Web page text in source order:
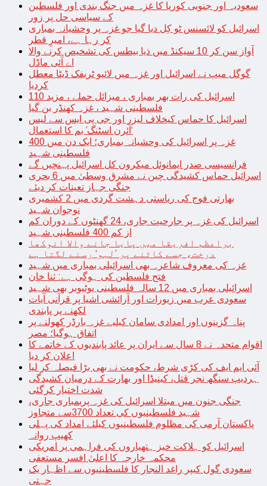
سعودیہ اور جنوبی کوریا کا غزہ میں جنگ بندی اور فلسطین
کے سیاسی حل پر زور
اسرائیل کو لائسنس ٹو کِل دیا گیا جو غزہ پر وحشیانہ بمباری
کر رہا ہے، امیرِ قطر
آواز سن کر 10 سیکنڈ میں ذیا بیطس کی تشخیص کرنے والا
اے آئی ماڈل
گوگل میپ نے اسرائیل اور غزہ میں لائیو ٹریفک ڈیٹا معطل
کردیا
اسرائیل کی رات بھر بمباری ، میزائل حملے ، مزید 110
فلسطینی شہید ، غزہ کھنڈر بن گیا
اسرائیل کا حماس کیخلاف لیزر اور جی پی ایس سے لیس
‘آئرن اسٹنگ’ بم کا استعمال
غزہ پر اسرائیل کی وحشیانہ بمباری؛ ایک دن میں 400
فلسطینی شہید
فرانسیسی صدر ایمانوئل میکرون کل اسرائیل پہنچیں گے
اسرائیل حماس کشیدگی چین نے مشرق وسطیٰ میں 6 بحری
جنگی جہاز تعینات کر دیئے
بھارتی فوج کی ریاستی دہشت گردی میں 2 کشمیری
نوجوان شہید
اسرائیل کی غزہ پر جارحیت جاری، 24 گھنٹوں کے دوران کم
از کم 400 فلسطینی شہید
براعظم افریقا میں پایا جانے والا انوکھا
درخت، جسے کاٹنے پر ’لہو‘ رسنے لگتا ہے
غزہ کی معروف شاعرہ بھی اسرائیلی بمباری میں شہید
فتح فلسطین کی ہوگی ہے: ثنا خان
اسرائیلی بمباری میں 12 سالہ فلسطینی یوٹیوبر بھی شہید
سعودی عرب میں زیورات اور آرائشی اشیا پر قرآنی آیات
لکھنے پر پابندی
پناہ گزینوں اور امدادی سامان کیلیے غزہ بارڈر کھولنے پر
اتفاق ہوگیا؛ مصر
اقوام متحدہ نے 8 سال سے ایران پر عائد پابندیوں کے خاتمے کا
اعلان کر دیا
آئی ایم ایف کی کڑی شرط، حکومت نے بھی بڑا فیصلہ کر لیا
ہردیپ سنگھ نجر قتل، کینیڈا اور بھارت کے درمیان کشیدگی
شدت اختیار کرگئی
جنگی جنون میں مبتلا اسرائیل کی غزہ پربمباری جاری،
شہید فلسطینیوں کی تعداد 3700سے متجاوز
پاکستان آرمی کی مظلوم فلسطینیوں کیلئے امداد کی پہلی
کھیپ روانہ
اسرائیل کو ہلاکت خیز ہتھیاروں کی فراہمی پر امریکی
محکمہ خارجہ کا اعلیٰ افسر مستعفی
سعودی گول کیپر راغد النجار کا فلسطینیوں سے اظہار یک
جہتی